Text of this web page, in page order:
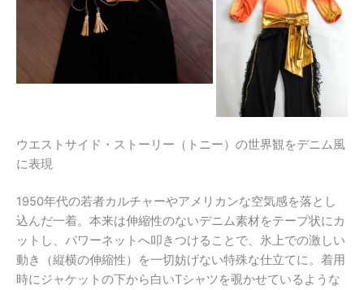
ウエストサイド・ストーリー（トニー）の世界観をデニム風
に表現
1950年代の若者カルチャーやアメリカンな空気感を落とし
込んだ一着。本来は伸縮性のないデニム素材をテープ状にカ
ットし、パワーネットへ叩きつけることで、氷上での激しい
動き（縦横の伸縮性）を一切妨げない特殊な仕立てに。着用
時にジャケットの下から白いTシャツを覗かせているような